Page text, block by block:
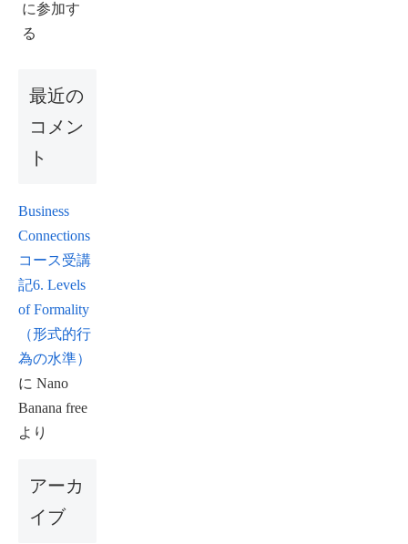
に参加す
る
最近の
コメン
ト
Business
Connections
コース受講
記6. Levels
of Formality
（形式的行
為の水準）
に Nano
Banana free
より
アーカ
イブ